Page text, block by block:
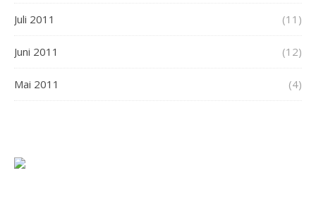
Juli 2011 (11)
Juni 2011 (12)
Mai 2011 (4)